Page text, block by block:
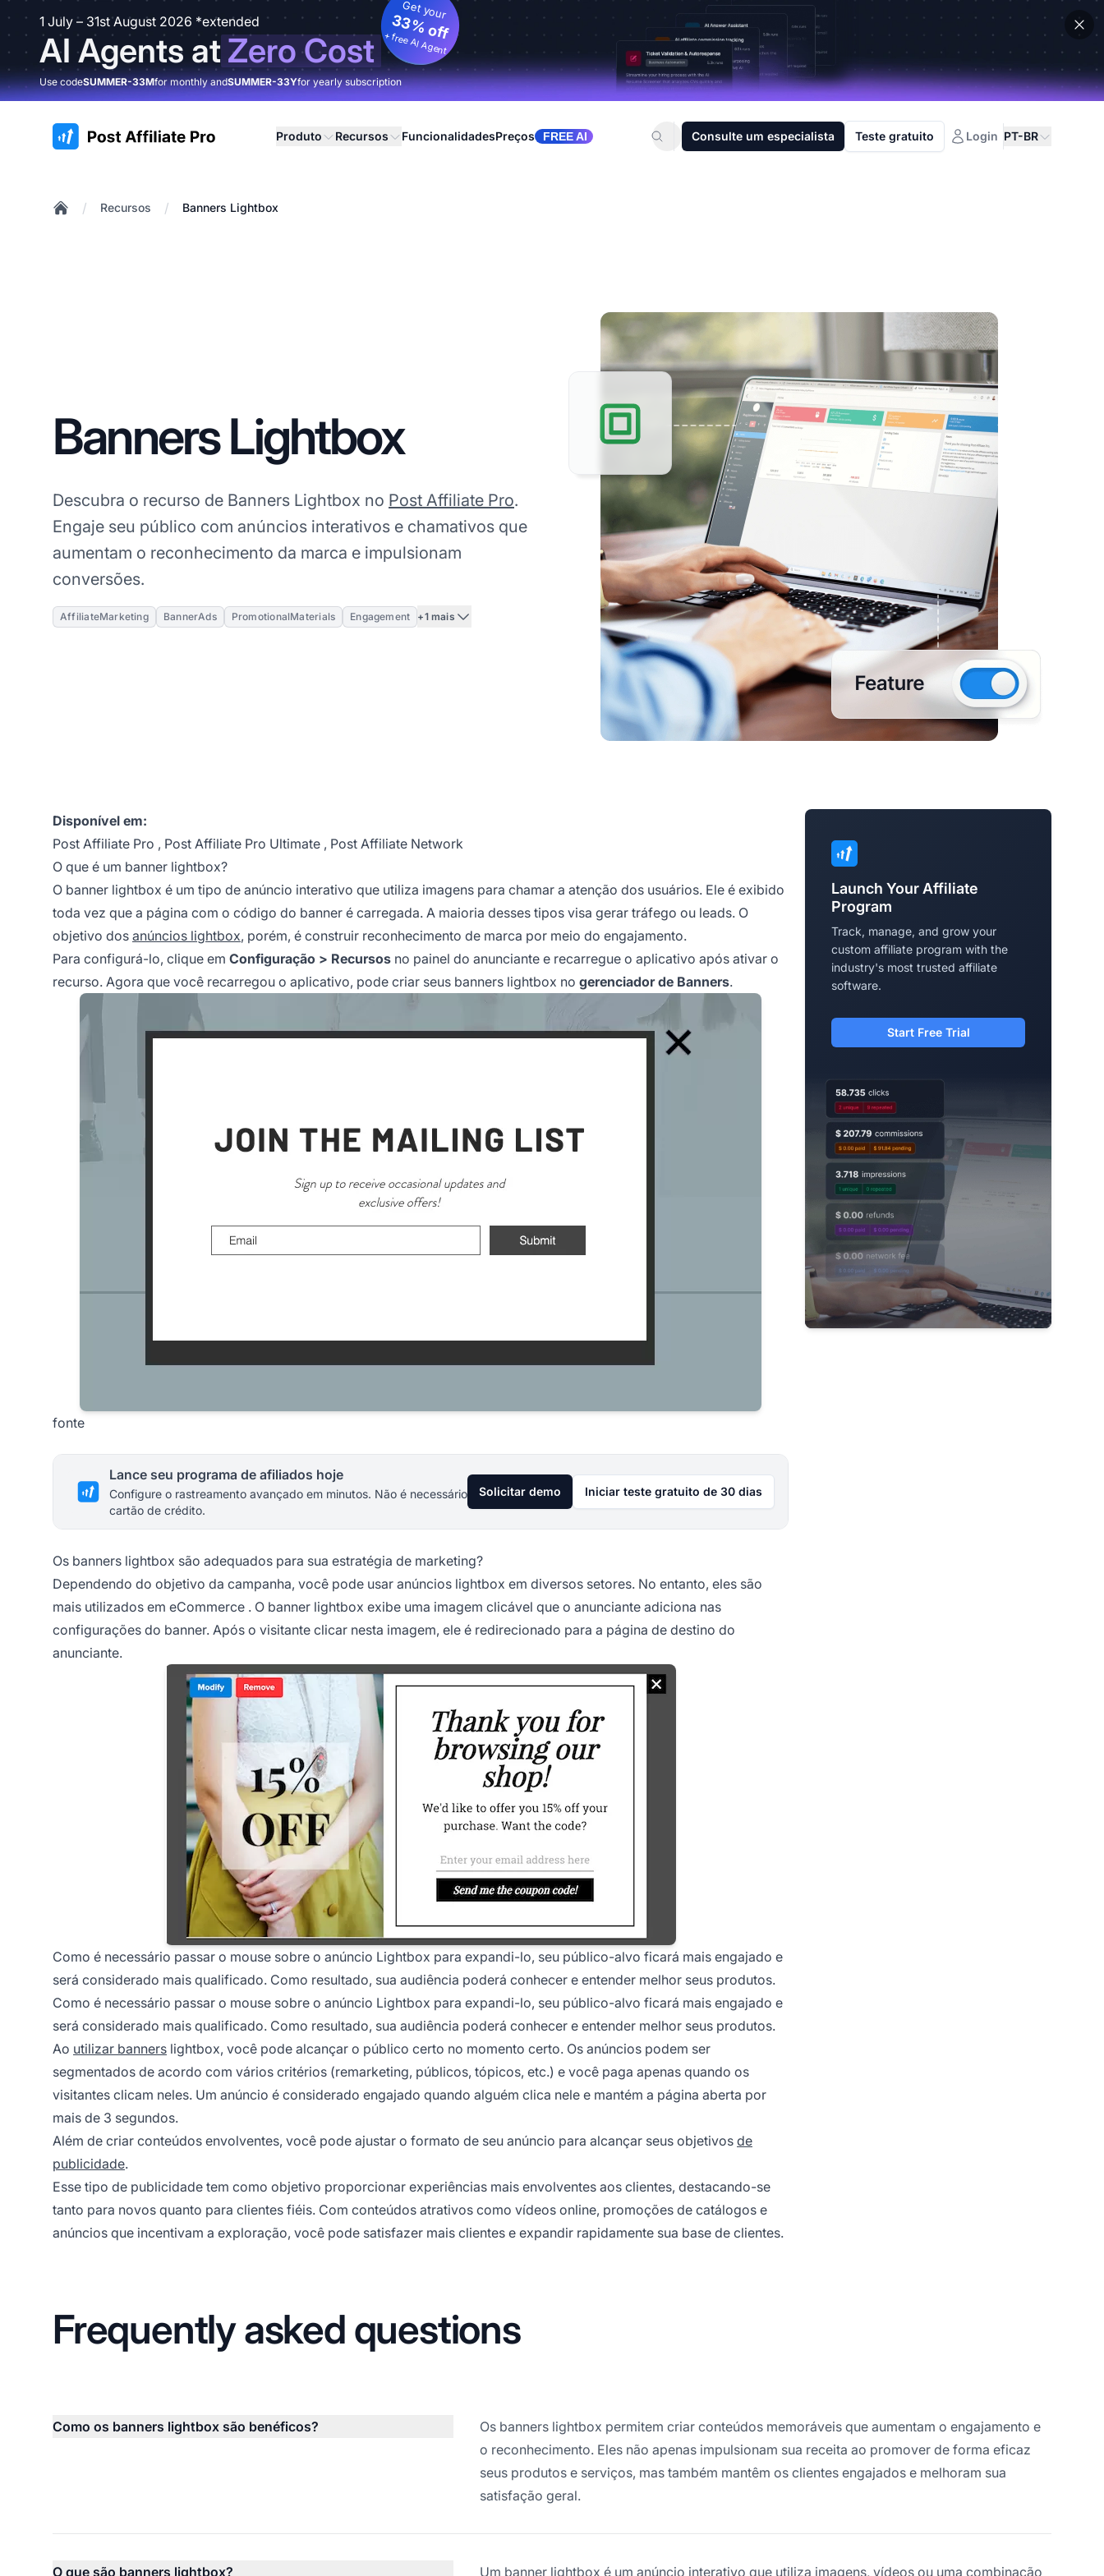
1 July – 31st August 2026 *extended
AI Agents atZero Cost
Get your
33% off
+ free AI Agent
Use codeSUMMER-33Mfor monthly andSUMMER-33Yfor yearly subscription
:site.title Produto Recursos FuncionalidadesPreços FREE AI Consulte um especialista Teste gratuito Login PT-BR
/ Recursos / Banners Lightbox
Banners Lightbox
Descubra o recurso de Banners Lightbox no Post Affiliate Pro.
Engaje seu público com anúncios interativos e chamativos que
aumentam o reconhecimento da marca e impulsionam
conversões.
AffiliateMarketing BannerAds PromotionalMaterials Engagement +1 mais
Disponível em:
Post Affiliate Pro , Post Affiliate Pro Ultimate , Post Affiliate Network
O que é um banner lightbox?
O banner lightbox é um tipo de anúncio interativo que utiliza imagens para chamar a atenção dos usuários. Ele é exibido
toda vez que a página com o código do banner é carregada. A maioria desses tipos visa gerar tráfego ou leads. O
objetivo dos anúncios lightbox, porém, é construir reconhecimento de marca por meio do engajamento.
Para configurá-lo, clique em Configuração > Recursos no painel do anunciante e recarregue o aplicativo após ativar o
recurso. Agora que você recarregou o aplicativo, pode criar seus banners lightbox no gerenciador de Banners.
fonte
Lance seu programa de afiliados hoje
Configure o rastreamento avançado em minutos. Não é necessário
cartão de crédito.
Solicitar demo Iniciar teste gratuito de 30 dias
Os banners lightbox são adequados para sua estratégia de marketing?
Dependendo do objetivo da campanha, você pode usar anúncios lightbox em diversos setores. No entanto, eles são
mais utilizados em eCommerce . O banner lightbox exibe uma imagem clicável que o anunciante adiciona nas
configurações do banner. Após o visitante clicar nesta imagem, ele é redirecionado para a página de destino do
anunciante.
Como é necessário passar o mouse sobre o anúncio Lightbox para expandi-lo, seu público-alvo ficará mais engajado e
será considerado mais qualificado. Como resultado, sua audiência poderá conhecer e entender melhor seus produtos.
Como é necessário passar o mouse sobre o anúncio Lightbox para expandi-lo, seu público-alvo ficará mais engajado e
será considerado mais qualificado. Como resultado, sua audiência poderá conhecer e entender melhor seus produtos.
Ao utilizar banners lightbox, você pode alcançar o público certo no momento certo. Os anúncios podem ser
segmentados de acordo com vários critérios (remarketing, públicos, tópicos, etc.) e você paga apenas quando os
visitantes clicam neles. Um anúncio é considerado engajado quando alguém clica nele e mantém a página aberta por
mais de 3 segundos.
Além de criar conteúdos envolventes, você pode ajustar o formato de seu anúncio para alcançar seus objetivos de
publicidade.
Esse tipo de publicidade tem como objetivo proporcionar experiências mais envolventes aos clientes, destacando-se
tanto para novos quanto para clientes fiéis. Com conteúdos atrativos como vídeos online, promoções de catálogos e
anúncios que incentivam a exploração, você pode satisfazer mais clientes e expandir rapidamente sua base de clientes.
Launch Your Affiliate
Program
Track, manage, and grow your
custom affiliate program with the
industry's most trusted affiliate
software.
Start Free Trial
Frequently asked questions
Como os banners lightbox são benéficos?
Os banners lightbox permitem criar conteúdos memoráveis que aumentam o engajamento e
o reconhecimento. Eles não apenas impulsionam sua receita ao promover de forma eficaz
seus produtos e serviços, mas também mantêm os clientes engajados e melhoram sua
satisfação geral.
O que são banners lightbox? Um banner lightbox é um anúncio interativo que utiliza imagens, vídeos ou uma combinação